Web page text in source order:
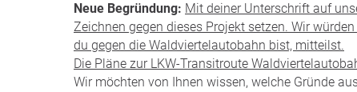
Neue Begründung: Mit deiner Unterschrift auf
Zeichnen gegen dieses Projekt setzen. Wir
du gegen die Waldviertelautobahn bist, mitteilst.
Die Pläne zur LKW-Transitroute
Wir möchten von Ihnen wissen, welche Gründe